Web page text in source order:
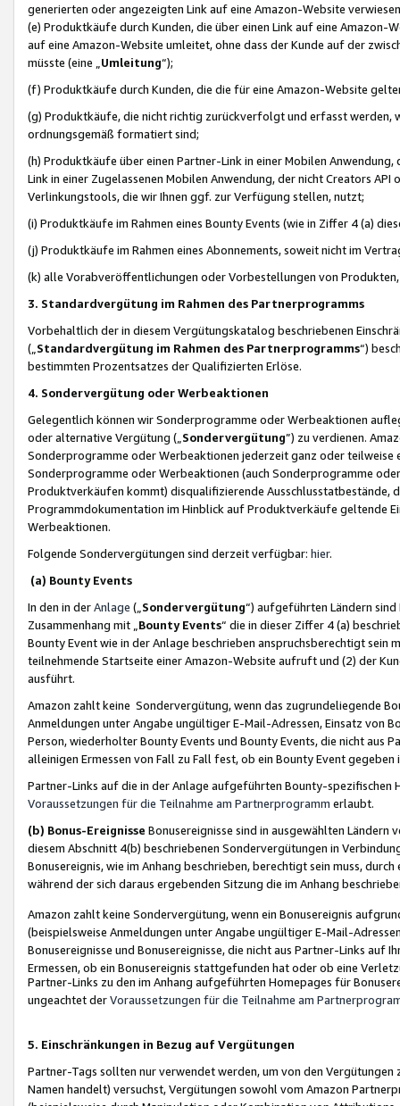
generierten oder angezeigten Link auf eine Amazon-Website
(e) Produktkäufe durch Kunden, die über einen Link auf eine
auf eine Amazon-Website umleitet, ohne dass der Kunde auf der
müsste (eine „ Umleitung“);
(f) Produktkäufe durch Kunden, die die für eine Amazon-Website
(g) Produktkäufe, die nicht richtig zurückverfolgt und erfasst werden,
ordnungsgemäß formatiert sind;
(h) Produktkäufe über einen Partner-Link in einer Mobilen
Link in einer Zugelassenen Mobilen Anwendung, der nicht Creators
Verlinkungstools, die wir Ihnen ggf. zur Verfügung stellen, nutzt;
(i) Produktkäufe im Rahmen eines Bounty Events (wie in Ziffer 4 (a)
(j) Produktkäufe im Rahmen eines Abonnements, soweit nicht im
(k) alle Vorabveröffentlichungen oder Vorbestellungen von
3. Standardvergütung im Rahmen des Partnerprogramms
Vorbehaltlich der in diesem Vergütungskatalog beschriebenen
(„ Standardvergütung im Rahmen des Partnerprogramms“)
bestimmten Prozentsatzes der Qualifizierten Erlöse.
4. Sondervergütung oder Werbeaktionen
Gelegentlich können wir Sonderprogramme oder Werbeaktionen
oder alternative Vergütung („ Sondervergütung”) zu verdienen.
Sonderprogramme oder Werbeaktionen jederzeit ganz oder
Sonderprogramme oder Werbeaktionen (auch Sonderprogramme
Produktverkäufen kommt) disqualifizierende Ausschlusstatbestände,
Programmdokumentation im Hinblick auf Produktverkäufe geltende
Werbeaktionen.
Folgende Sondervergütungen sind derzeit verfügbar: hier.
(a) Bounty Events
In den in derAnlage („ Sondervergütung“) aufgeführten Ländern
Zusammenhang mit „ Bounty Events“ die in dieser Ziffer 4 (a)
Bounty Event wie in der Anlage beschrieben anspruchsberechtigt sein
teilnehmende Startseite einer Amazon-Website aufruft und (2) der
ausführt.
Amazon zahlt keine Sondervergütung, wenn das zugrundeliegende
Anmeldungen unter Angabe ungültiger E-Mail-Adressen, Einsatz von
Person, wiederholter Bounty Events und Bounty Events, die nicht
alleinigen Ermessen von Fall zu Fall fest, ob ein Bounty Event
Partner-Links auf die in der Anlage aufgeführten Bounty-spezifischen
Voraussetzungen für die Teilnahme am Partnerprogramm erlaubt.
(b) Bonus-Ereignisse Bonusereignisse sind in ausgewählten Ländern
diesem Abschnitt 4(b) beschriebenen Sondervergütungen in
Bonusereignis, wie im Anhang beschrieben, berechtigt sein muss,
während der sich daraus ergebenden Sitzung die im Anhang
Amazon zahlt keine Sondervergütung, wenn ein Bonusereignis
(beispielsweise Anmeldungen unter Angabe ungültiger E-Mail-
Bonusereignisse und Bonusereignisse, die nicht aus Partner-Links auf
Ermessen, ob ein Bonusereignis stattgefunden hat oder ob eine
Partner-Links zu den im Anhang aufgeführten Homepages für
ungeachtet derVoraussetzungen für die Teilnahme am
5. Einschränkungen in Bezug auf Vergütungen
Partner-Tags sollten nur verwendet werden, um von den
Namen handelt) versuchst, Vergütungen sowohl vom Amazon